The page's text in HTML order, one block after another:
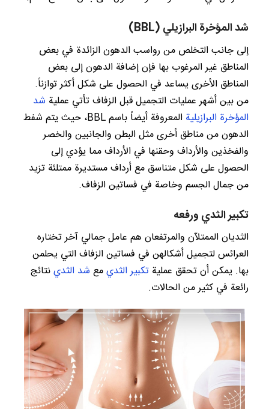
شد المؤخرة البرازيلي (BBL)
إلى جانب التخلص من رواسب الدهون الزائدة في بعض
المناطق غير المرغوب بها فإن إضافة الدهون إلى بعض
المناطق الأخرى يساعد في الحصول على شكل أكثر توازناً.
من بين أشهر عمليات التجميل قبل الزفاف تأتي عملية شد
المؤخرة البرازيلية
المعروفة أيضاً باسم BBL، حيث يتم شفط
الدهون من مناطق أخرى مثل البطن والجانبين والخصر
والفخذين والأرداف وحقنها في الأرداف مما يؤدي إلى
الحصول على شكل متناسق مع أرداف مستديرة ممتلئة تزيد
من جمال الجسم وخاصة في فساتين الزفاف.
تكبير الثدي ورفعه
الثديان الممتلآن والمرتفعان هم عامل جمالي آخر تختاره
العرائس لتجميل أشكالهن في فساتين الزفاف التي يحلمن
بها. يمكن أن تحقق عملية تكبير الثديمع شد الثدينتائج
رائعة في كثير من الحالات.